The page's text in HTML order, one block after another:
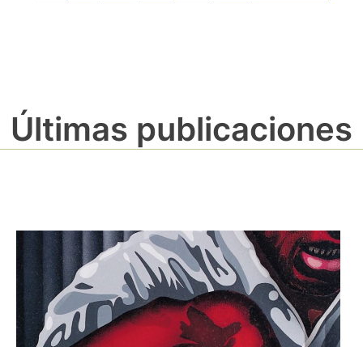
Últimas publicaciones